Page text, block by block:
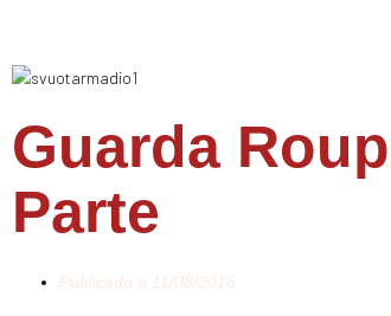
Guarda
Parte
Publicado a 11/08/2016